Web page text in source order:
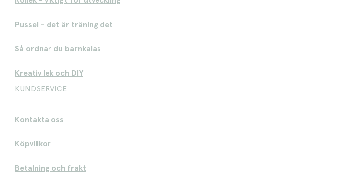
Pussel - det är träning det
Så ordnar du barnkalas
Kreativ lek och DIY
KUNDSERVICE
Kontakta oss
Köpvillkor
Betalning och frakt